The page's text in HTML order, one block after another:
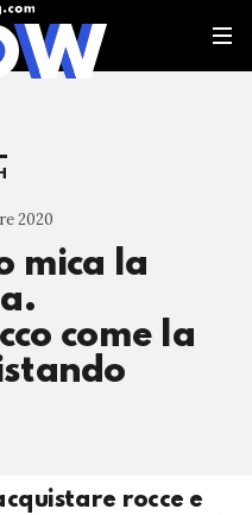
2020
mica la
come la
rocce e